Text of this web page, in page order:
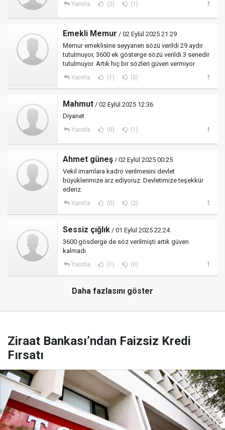
Yanıtla (2) (1)
Emekli Memur / 02 Eylül 2025 21:29
Memur emeklisine seyyanen sözü verildi 29 aydır
tutulmuyor, 3600 ek gösterge sözü verildi 3 senedir
tutulmuyor. Artık hiç bir sözleri güven vermiyor
Yanıtla (1) (0)
Mahmut / 02 Eylül 2025 12:36
Diyanet
Yanıtla (0) (1)
Ahmet güneş / 02 Eylül 2025 00:25
Vekil imamlara kadro verilmesini devlet
büyüklerimize arz ediyoruz. Devletimize teşekkür
ederiz.
Yanıtla (0) (2)
Sessiz çığlık / 01 Eylül 2025 22:24
3600 gösderge de söz verilmişti artık güven
kalmadı
Yanıtla (1) (0)
Daha fazlasını göster
Ziraat Bankası’ndan Faizsiz Kredi
Fırsatı